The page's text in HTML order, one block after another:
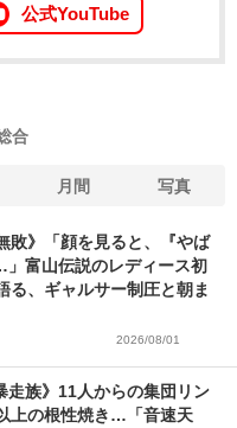
公式YouTube
合
月間 写真
敗》「顔を見ると、『やば
富山伝説のレディース初
る、ギャルサー制圧と朝ま
2026/08/01
走族》11人からの集団リン
上の根性焼き…「音速天